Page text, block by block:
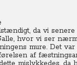
da vi senere
hvor vi ser
mure. Det
af